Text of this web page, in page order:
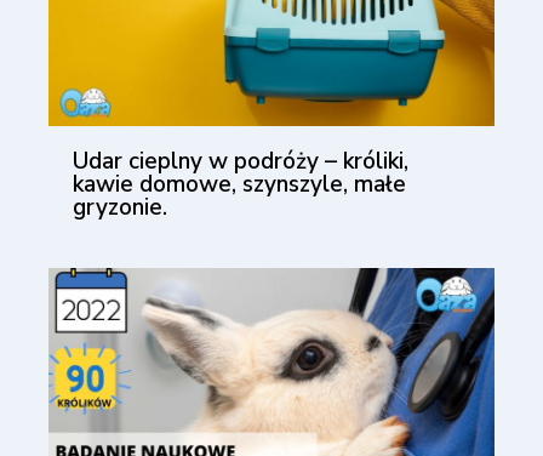
Udar cieplny w podróży – króliki,
kawie domowe, szynszyle, małe
gryzonie.